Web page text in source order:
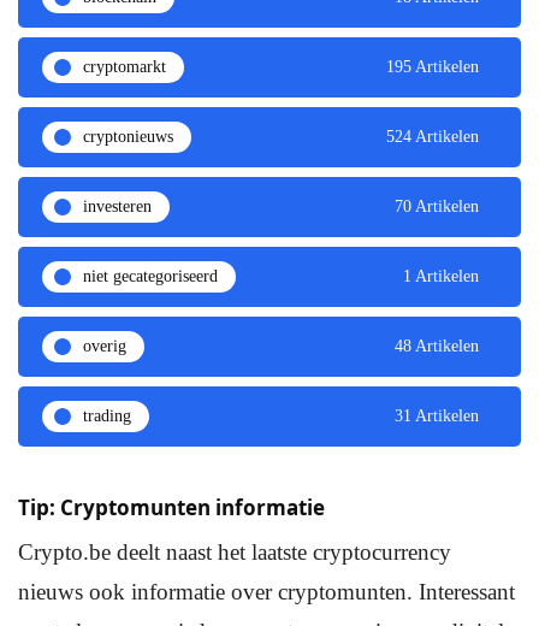
cryptomarkt 195 Artikelen
cryptonieuws 524 Artikelen
investeren 70 Artikelen
niet gecategoriseerd 1 Artikelen
overig 48 Artikelen
trading 31 Artikelen
Tip: Cryptomunten informatie
Crypto.be deelt naast het laatste cryptocurrency
nieuws ook informatie over cryptomunten. Interessant